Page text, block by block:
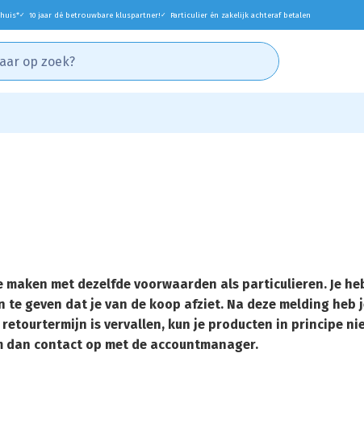
✓ 10 jaar dé betrouwbare kluspartner! ✓ Particulier én zakelijk achteraf betalen
met dezelfde voorwaarden als particulieren. Je
geven dat je van de koop afziet. Na deze melding
is vervallen, kun je producten in principe
contact op met de accountmanager.